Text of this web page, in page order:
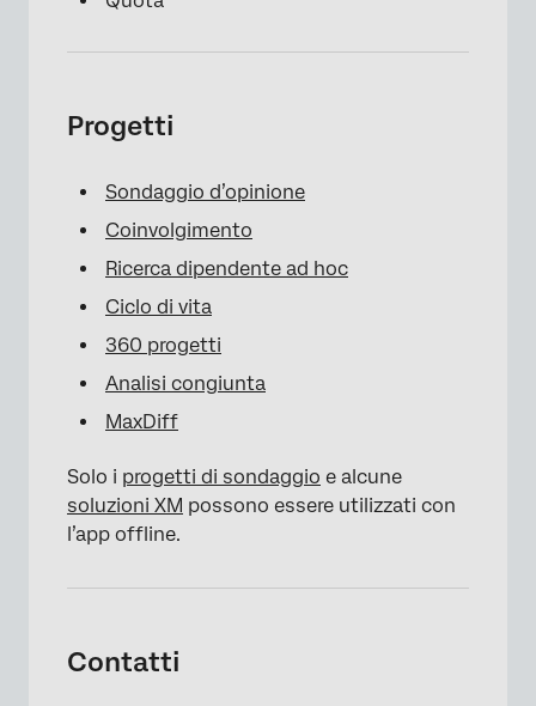
Progetti
Sondaggio d’opinione
Coinvolgimento
Ricerca dipendente ad hoc
Ciclo di vita
360 progetti
Analisi congiunta
MaxDiff
Solo i progetti di sondaggio e alcune
soluzioni XM possono essere utilizzati con
l’app offline.
Contatti